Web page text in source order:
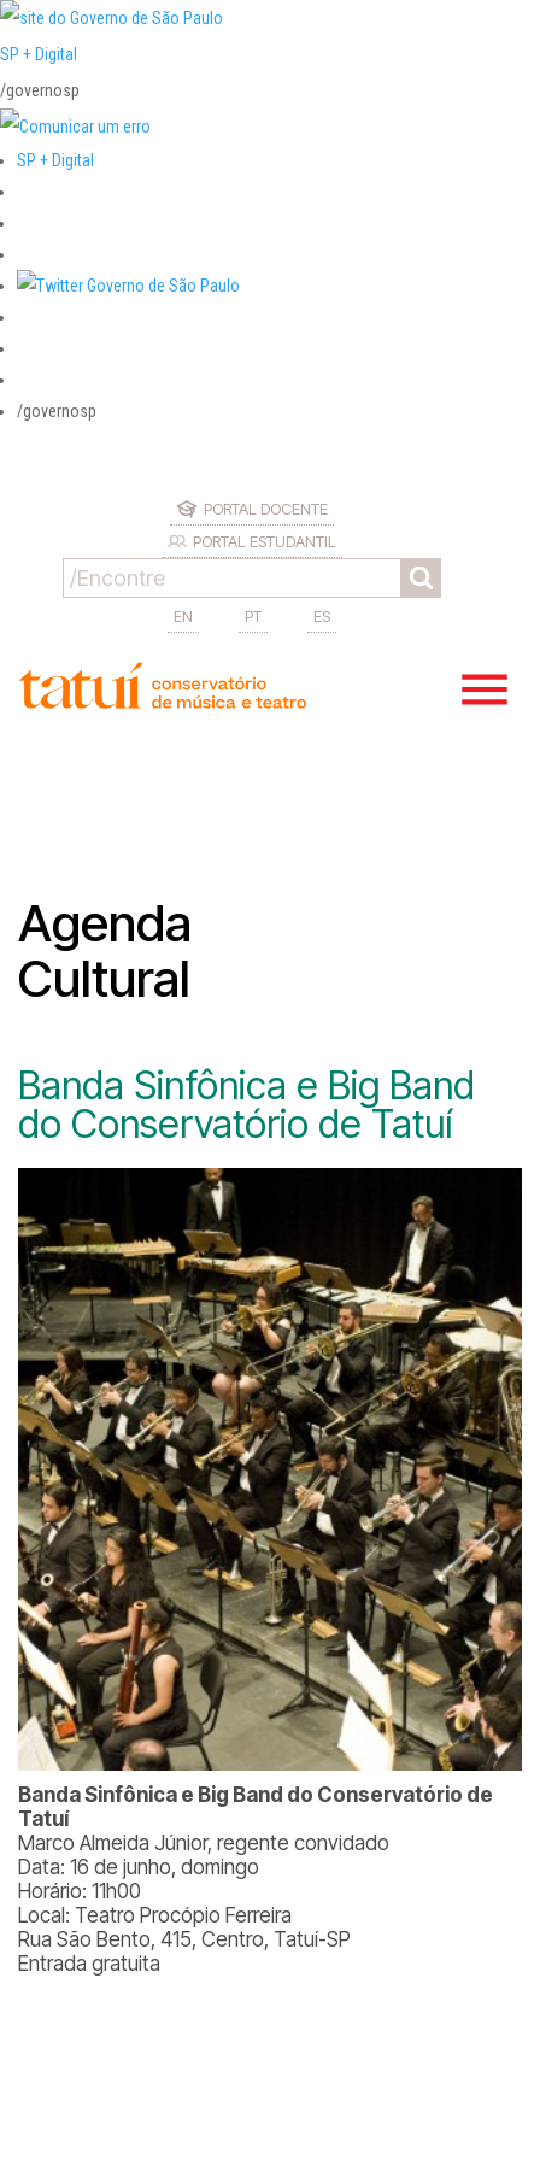
SP + Digital
/governosp
SP + Digital
/governosp
PORTAL DOCENTE
PORTAL ESTUDANTIL
EN PT ES
Agenda
Cultural
Banda Sinfônica e Big Band
do Conservatório de Tatuí
Banda Sinfônica e Big Band do Conservatório de
Tatuí
Marco Almeida Júnior, regente convidado
Data: 16 de junho, domingo
Horário: 11h00
Local: Teatro Procópio Ferreira
Rua São Bento, 415, Centro, Tatuí-SP
Entrada gratuita